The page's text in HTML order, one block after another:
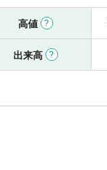
高値
出来高